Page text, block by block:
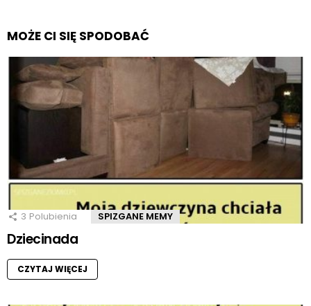
MOŻE CI SIĘ SPODOBAĆ
3 Polubienia SPIZGANE MEMY
Dziecinada
CZYTAJ WIĘCEJ